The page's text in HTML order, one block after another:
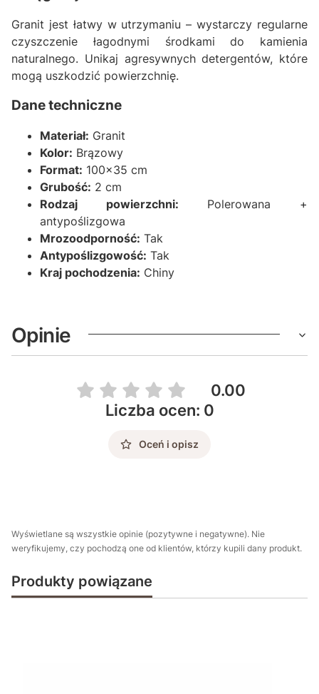
Granit jest łatwy w utrzymaniu – wystarczy regularne
czyszczenie łagodnymi środkami do kamienia
naturalnego. Unikaj agresywnych detergentów, które
mogą uszkodzić powierzchnię.
Dane techniczne
Materiał: Granit
Kolor: Brązowy
Format: 100x35 cm
Grubość: 2 cm
Rodzaj powierzchni: Polerowana +
antypoślizgowa
Mrozoodporność: Tak
Antypoślizgowość: Tak
Kraj pochodzenia: Chiny
Opinie
0.00
Liczba ocen: 0
Oceń i opisz
Wyświetlane są wszystkie opinie (pozytywne i negatywne). Nie
weryfikujemy, czy pochodzą one od klientów, którzy kupili dany produkt.
Produkty powiązane